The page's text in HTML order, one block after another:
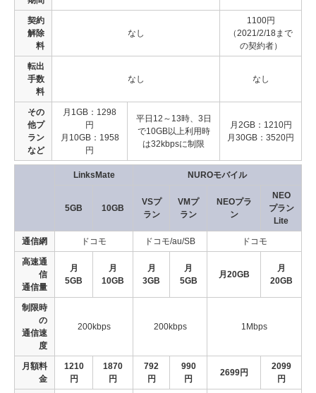
契約
解除
料
なし
1100円
（2021/2/18まで
の契約者）
転出
手数
料
なし なし
その
他プ
ラン
など
月1GB：1298
円
月10GB：1958
円
平日12～13時、3日
で10GB以上利用時
は32kbpsに制限
月2GB：1210円
月30GB：3520円
LinksMate NUROモバイル
5GB 10GB
VSプ
ラン
VMプ
ラン
NEOプラ
ン
NEO
プラン
Lite
通信網 ドコモ ドコモ/au/SB ドコモ
高速通
信
通信量
月
5GB
月
10GB
月
3GB
月
5GB
月20GB
月
20GB
制限時
の
通信速
度
200kbps 200kbps 1Mbps
月額料
金
1210
円
1870
円
792
円
990
円
2699円
2099
円